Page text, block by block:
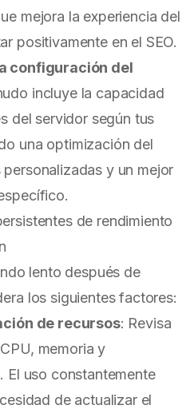
mejora la experiencia del
positivamente en el SEO.
configuración del
incluye la capacidad
del servidor según tus
una optimización del
y un mejor
de rendimiento
lento después de
los siguientes factores:
de recursos: Revisa
memoria y
El uso constantemente
de actualizar el